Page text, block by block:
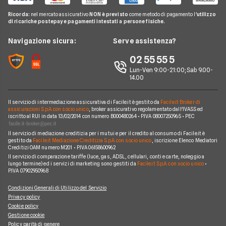
News
Contatti
Miglior Fornitore Gas
Gas Natural
A2A
Edison
Iren
Optima
Sorgenia
Fornitori Energetici
Domande Luce e Gas
Glossario Gas e Luce
Notizie Luce e Gas
Argomenti in evidenza Gas e Luce
Ricorda: nel mercato assicurativo NON è previsto come metodo di pagamento l'utilizzo
di ricariche postepay e pagamenti intestati a persone fisiche.
Navigazione sicura: Serve assistenza?
02 55 55 5
Lun-Ven 9:00-21:00; Sab 9.00-
14.00
Il servizio di intermediazione assicurativa di Facile.it è gestito da Facile.it Broker di
assicurazioni S.p.A. con socio unico, broker assicurativo regolamentato dall'IVASS ed
iscritto al RUI in data 13/02/2014 con numero B000480264 • P.IVA 08007250965 • PEC
Il servizio di mediazione creditizia per i mutui e per il credito al consumo di Facile.it è
gestito da Facile.it Mediazione Creditizia S.p.A. con socio unico , iscrizione Elenco Mediatori
Creditizi OAM numero M201 • P.IVA 06158600962
Il servizio di comparazione tariffe (luce, gas, ADSL, cellulari, conti e carte, noleggio a
lungo termine) ed i servizi di marketing sono gestiti da Facile.it S.p.A. con socio unico•
P.IVA 07902950968
Condizioni Generali di Utilizzo del Servizio
Privacy policy
Cookie policy
Gestione cookie
Policy parità di genere